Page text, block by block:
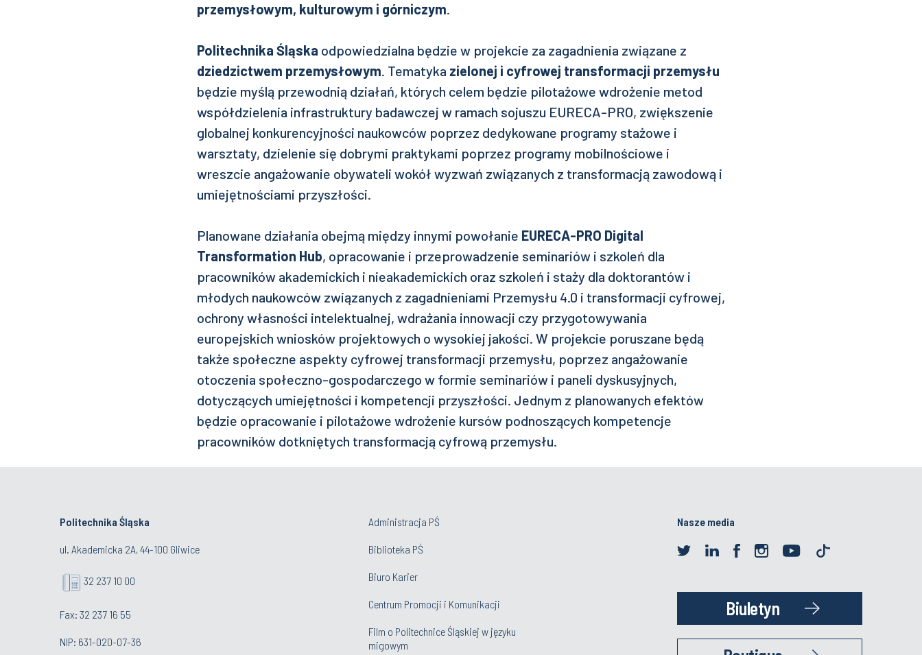
przemysłowym, kulturowym i górniczym.
Politechnika Śląska odpowiedzialna będzie w projekcie za zagadnienia związane z
dziedzictwem przemysłowym. Tematyka zielonej i cyfrowej transformacji przemysłu
będzie myślą przewodnią działań, których celem będzie pilotażowe wdrożenie metod
współdzielenia infrastruktury badawczej w ramach sojuszu EURECA-PRO, zwiększenie
globalnej konkurencyjności naukowców poprzez dedykowane programy stażowe i
warsztaty, dzielenie się dobrymi praktykami poprzez programy mobilnościowe i
wreszcie angażowanie obywateli wokół wyzwań związanych z transformacją zawodową i
umiejętnościami przyszłości.
Planowane działania obejmą między innymi powołanie EURECA-PRO Digital
Transformation Hub, opracowanie i przeprowadzenie seminariów i szkoleń dla
pracowników akademickich i nieakademickich oraz szkoleń i staży dla doktorantów i
młodych naukowców związanych z zagadnieniami Przemysłu 4.0 i transformacji cyfrowej,
ochrony własności intelektualnej, wdrażania innowacji czy przygotowywania
europejskich wniosków projektowych o wysokiej jakości. W projekcie poruszane będą
także społeczne aspekty cyfrowej transformacji przemysłu, poprzez angażowanie
otoczenia społeczno-gospodarczego w formie seminariów i paneli dyskusyjnych,
dotyczących umiejętności i kompetencji przyszłości. Jednym z planowanych efektów
będzie opracowanie i pilotażowe wdrożenie kursów podnoszących kompetencje
pracowników dotkniętych transformacją cyfrową przemysłu.
Politechnika Śląska
ul. Akademicka 2A, 44-100 Gliwice
32 237 10 00
Fax: 32 237 16 55
NIP: 631-020-07-36
Administracja PŚ
Biblioteka PŚ
Biuro Karier
Centrum Promocji i Komunikacji
Film o Politechnice Śląskiej w języku
migowym
Nasze media
Biuletyn